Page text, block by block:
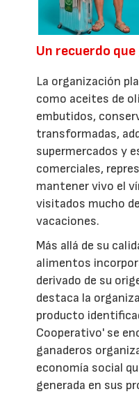
Un recuerdo
La organización
como aceites de
embutidos,
transformadas,
supermercados y
comerciales,
mantener vivo el
visitados mucho
vacaciones.
Más allá de su
alimentos
derivado de su
destaca la
producto
Cooperativo' se
ganaderos
economía social
generada en sus